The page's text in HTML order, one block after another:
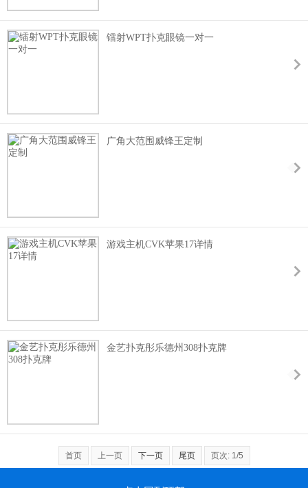
镭射WPT扑克眼镜一对一
广角大范围威锋王定制
游戏主机CVK苹果17详情
金艺扑克彤乐德州308扑克牌
首页 上一页 下一页 尾页 页次: 1/5